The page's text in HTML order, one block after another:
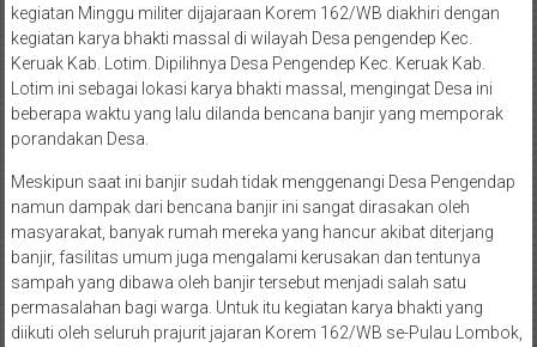
kegiatan Minggu militer dijajaraan Korem 162/WB diakhiri dengan
kegiatan karya bhakti massal di wilayah Desa pengendep Kec.
Keruak Kab. Lotim. Dipilihnya Desa Pengendep Kec. Keruak Kab.
Lotim ini sebagai lokasi karya bhakti massal, mengingat Desa ini
beberapa waktu yang lalu dilanda bencana banjir yang memporak
porandakan Desa.
Meskipun saat ini banjir sudah tidak menggenangi Desa Pengendap
namun dampak dari bencana banjir ini sangat dirasakan oleh
masyarakat, banyak rumah mereka yang hancur akibat diterjang
banjir, fasilitas umum juga mengalami kerusakan dan tentunya
sampah yang dibawa oleh banjir tersebut menjadi salah satu
permasalahan bagi warga. Untuk itu kegiatan karya bhakti yang
diikuti oleh seluruh prajurit jajaran Korem 162/WB se-Pulau Lombok,